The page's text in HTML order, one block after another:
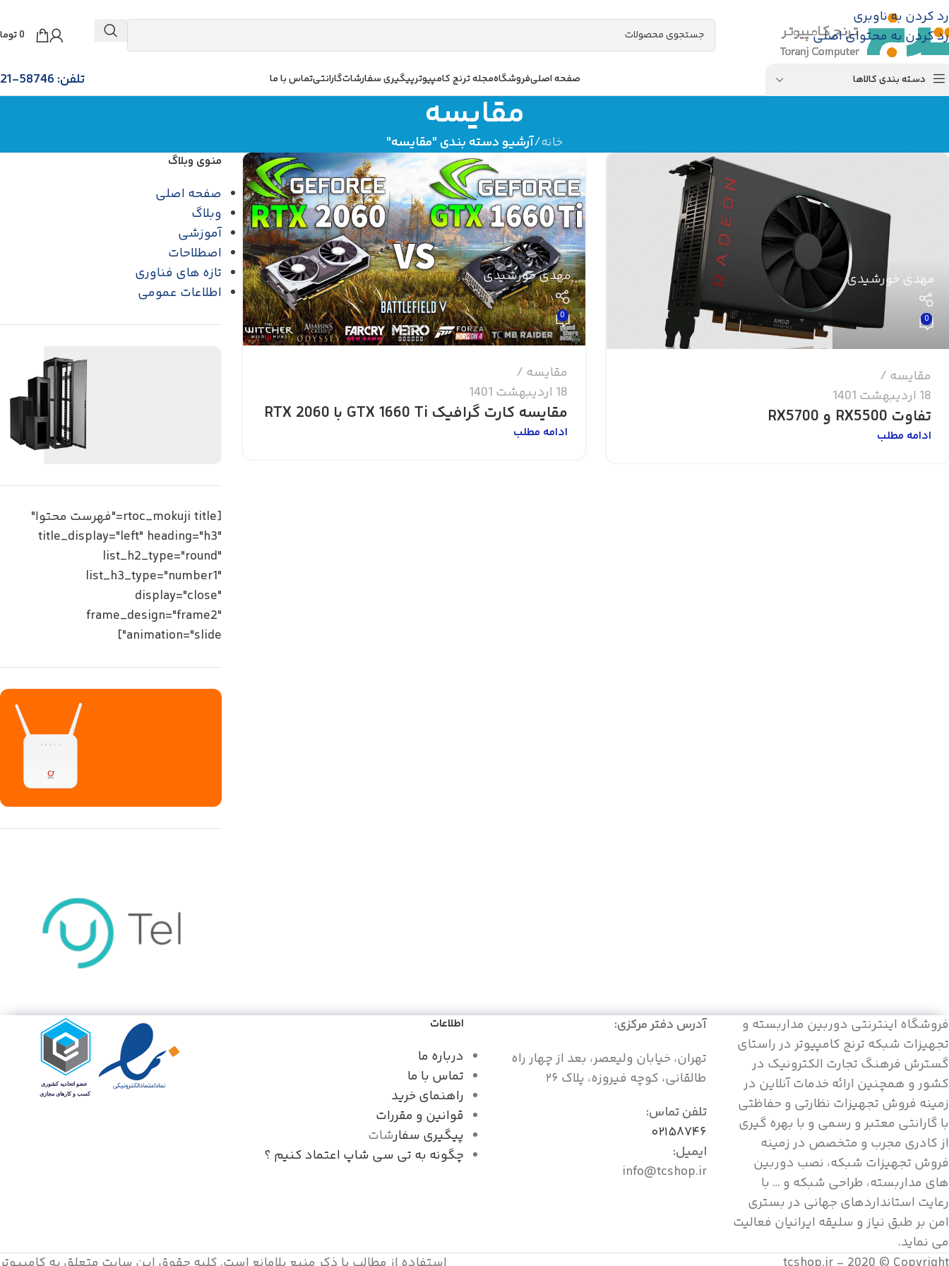
رد کردن به ناوبری
رد کردن به محتوای اصلی
0
دسته بندی کالاها صفحه اصلیفروشگاهمجله ترنج کامپیوترپیگیری سفارشاتگارانتیتماس با ما تلفن: 58746-021
مقایسه
خانه/آرشیو دسته بندی "مقایسه"
مهدی خورشیدی
0
مقایسه
18 اردیبهشت 1401
تفاوت RX5500 و RX5700
ادامه مطلب
مهدی خورشیدی
0
مقایسه
18 اردیبهشت 1401
مقایسه کارت گرافیک GTX 1660 Ti با RTX 2060
ادامه مطلب
منوی وبلاگ
صفحه اصلی
وبلاگ
آموزشی
اصطلاحات
تازه های فناوری
اطلاعات عمومی
رک شبکه
متعلقات شبکه
[rtoc_mokuji title="فهرست محتوا"
title_display="left" heading="h3"
list_h2_type="round"
list_h3_type="number1"
display="close"
frame_design="frame2"
animation="slide"]
نماینده رسمی یوتل
ترنج کامپیوتر
مودم ADSL/VDSL
فروشگاه اینترنتی دوربین مداربسته و
تجهیزات شبکه ترنج کامپیوتر در راستای
گسترش فرهنگ تجارت الکترونیک در
کشور و همچنین ارائه خدمات آنلاین در
زمینه فروش تجهیزات نظارتی و حفاظتی
با گارانتی معتبر و رسمی و با بهره گیری
از کادری مجرب و متخصص در زمینه
فروش تجهیزات شبکه، نصب دوربین
های مداربسته، طراحی شبکه و … با
رعایت استانداردهای جهانی در بستری
امن بر طبق نیاز و سلیقه ایرانیان فعالیت
می نماید.
آدرس دفتر مرکزی:
تهران، خیابان ولیعصر، بعد از چهار راه
طالقانی، کوچه فیروزه، پلاک ۲۶
تلفن تماس:
۰۲۱۵۸۷۴۶
ایمیل:
info@tcshop.ir
اطلاعات
درباره ما
تماس با ما
راهنمای خرید
قوانین و مقررات
پیگیری سفارشات
چگونه به تی سی شاپ اعتماد کنیم ؟